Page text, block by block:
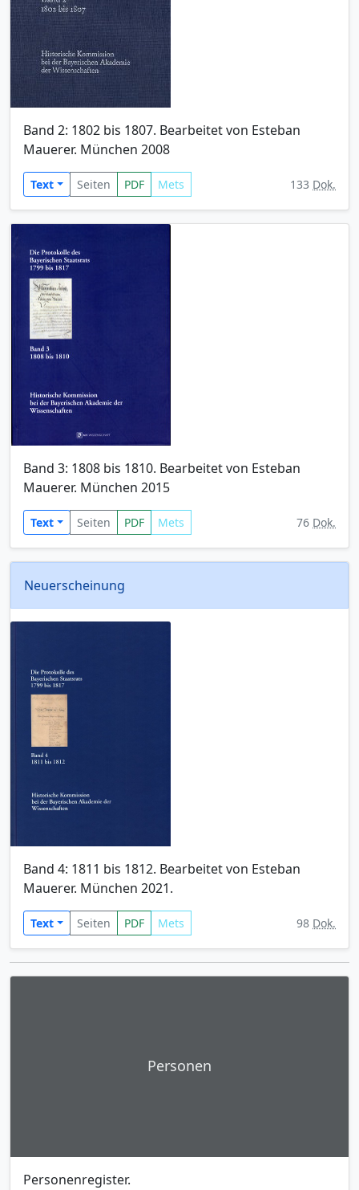
Band 2: 1802 bis 1807. Bearbeitet von Esteban
Mauerer. München 2008
Text Seiten PDF Mets 133 Dok.
Band 3: 1808 bis 1810. Bearbeitet von Esteban
Mauerer. München 2015
Text Seiten PDF Mets 76 Dok.
Neuerscheinung
Band 4: 1811 bis 1812. Bearbeitet von Esteban
Mauerer. München 2021.
Text Seiten PDF Mets 98 Dok.
Personen
Personenregister.